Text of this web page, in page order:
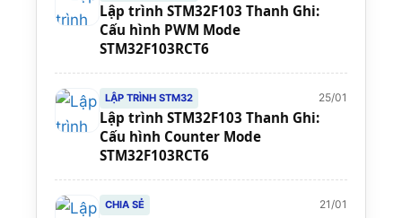
Lập trình STM32F103 Thanh Ghi:
Cấu hình PWM Mode
STM32F103RCT6
LẬP TRÌNH STM32 25/01
Lập trình STM32F103 Thanh Ghi:
Cấu hình Counter Mode
STM32F103RCT6
CHIA SẺ 21/01